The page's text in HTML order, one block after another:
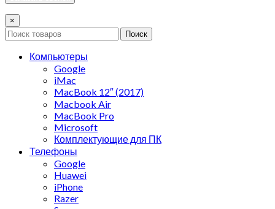
×
Поиск
Компьютеры
Google
iMac
MacBook 12″ (2017)
Macbook Air
MacBook Pro
Microsoft
Комплектующие для ПК
Телефоны
Google
Huawei
iPhone
Razer